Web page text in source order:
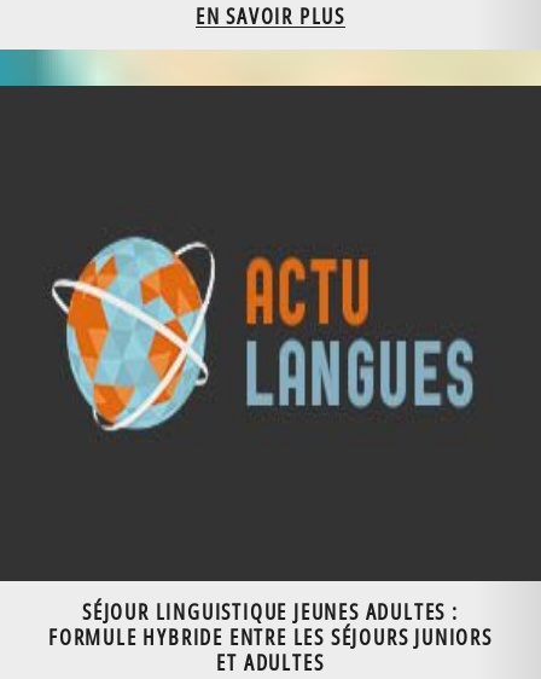
EN SAVOIR PLUS
SÉJOUR LINGUISTIQUE JEUNES ADULTES :
FORMULE HYBRIDE ENTRE LES SÉJOURS JUNIORS
ET ADULTES